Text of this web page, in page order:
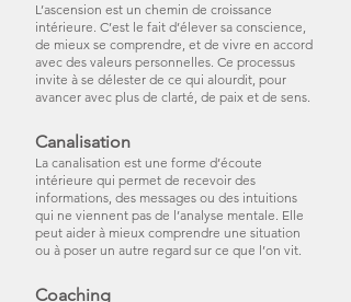
L’ascension est un chemin de croissance
intérieure. C’est le fait d’élever sa conscience,
de mieux se comprendre, et de vivre en accord
avec des valeurs personnelles. Ce processus
invite à se délester de ce qui alourdit, pour
avancer avec plus de clarté, de paix et de sens.
Canalisation
La canalisation est une forme d’écoute
intérieure qui permet de recevoir des
informations, des messages ou des intuitions
qui ne viennent pas de l’analyse mentale. Elle
peut aider à mieux comprendre une situation
ou à poser un autre regard sur ce que l’on vit.
Coaching